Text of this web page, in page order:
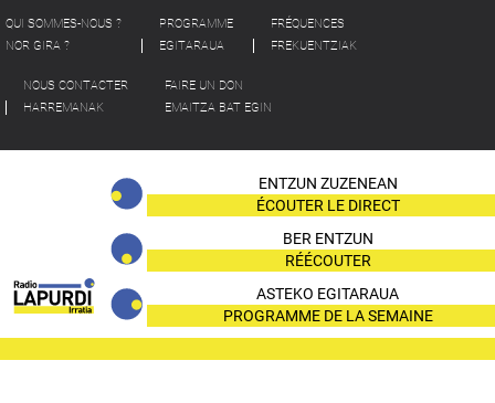
QUI SOMMES-NOUS ?
NOR GIRA ?
PROGRAMME
EGITARAUA
FRÉQUENCES
FREKUENTZIAK
NOUS CONTACTER
HARREMANAK
FAIRE UN DON
EMAITZA BAT EGIN
ENTZUN ZUZENEAN
ÉCOUTER LE DIRECT
BER ENTZUN
RÉÉCOUTER
ASTEKO EGITARAUA
PROGRAMME DE LA SEMAINE